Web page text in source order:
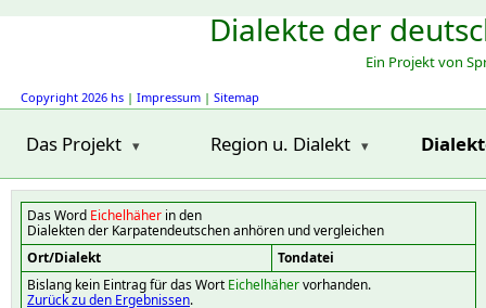
Dialekte der
Ein Projekt von
Copyright 2026 hs | Impressum | Sitemap
Das Projekt Region u. Dialekt
Das Word Eichelhäher in den
Dialekten der Karpatendeutschen anhören und vergleichen
Ort/Dialekt
Tondatei
Bislang kein Eintrag für das Wort Eichelhähervorhanden.
Zurück zu den Ergebnissen.